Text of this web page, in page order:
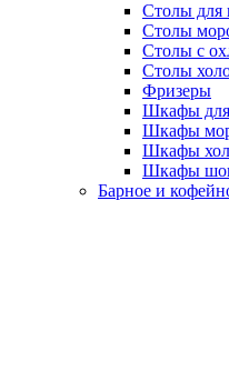
Столы
Столы
Столы с
Столы
Фризеры
Шкафы для
Шкафы
Шкафы
Шкафы
Барное и